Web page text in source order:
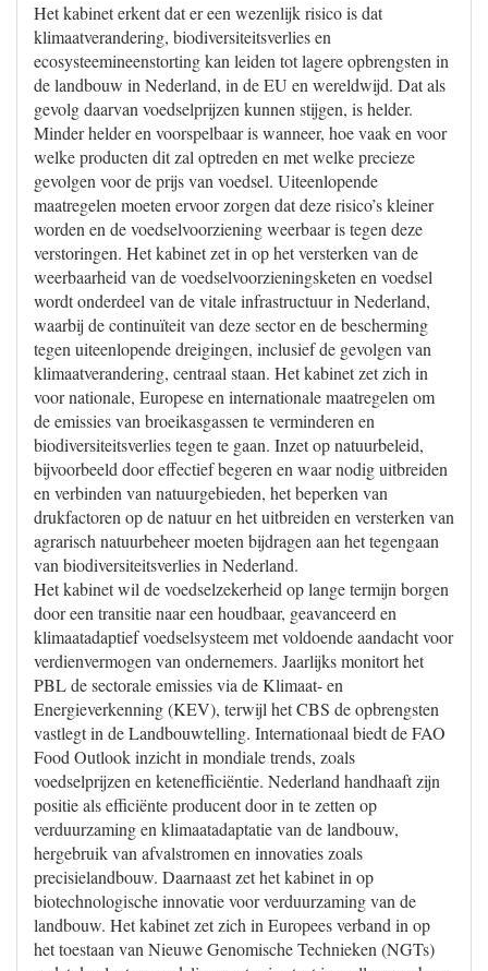
Het kabinet erkent dat er een wezenlijk risico is dat
klimaatverandering, biodiversiteitsverlies en
ecosysteemineenstorting kan leiden tot lagere opbrengsten in
de landbouw in Nederland, in de EU en wereldwijd. Dat als
gevolg daarvan voedselprijzen kunnen stijgen, is helder.
Minder helder en voorspelbaar is wanneer, hoe vaak en voor
welke producten dit zal optreden en met welke precieze
gevolgen voor de prijs van voedsel. Uiteenlopende
maatregelen moeten ervoor zorgen dat deze risico’s kleiner
worden en de voedselvoorziening weerbaar is tegen deze
verstoringen. Het kabinet zet in op het versterken van de
weerbaarheid van de voedselvoorzieningsketen en voedsel
wordt onderdeel van de vitale infrastructuur in Nederland,
waarbij de continuïteit van deze sector en de bescherming
tegen uiteenlopende dreigingen, inclusief de gevolgen van
klimaatverandering, centraal staan. Het kabinet zet zich in
voor nationale, Europese en internationale maatregelen om
de emissies van broeikasgassen te verminderen en
biodiversiteitsverlies tegen te gaan. Inzet op natuurbeleid,
bijvoorbeeld door effectief begeren en waar nodig uitbreiden
en verbinden van natuurgebieden, het beperken van
drukfactoren op de natuur en het uitbreiden en versterken van
agrarisch natuurbeheer moeten bijdragen aan het tegengaan
van biodiversiteitsverlies in Nederland.
Het kabinet wil de voedselzekerheid op lange termijn borgen
door een transitie naar een houdbaar, geavanceerd en
klimaatadaptief voedselsysteem met voldoende aandacht voor
verdienvermogen van ondernemers. Jaarlijks monitort het
PBL de sectorale emissies via de Klimaat- en
Energieverkenning (KEV), terwijl het CBS de opbrengsten
vastlegt in de Landbouwtelling. Internationaal biedt de FAO
Food Outlook inzicht in mondiale trends, zoals
voedselprijzen en ketenefficiëntie. Nederland handhaaft zijn
positie als efficiënte producent door in te zetten op
verduurzaming en klimaatadaptatie van de landbouw,
hergebruik van afvalstromen en innovaties zoals
precisielandbouw. Daarnaast zet het kabinet in op
biotechnologische innovatie voor verduurzaming van de
landbouw. Het kabinet zet zich in Europees verband in op
het toestaan van Nieuwe Genomische Technieken (NGTs)